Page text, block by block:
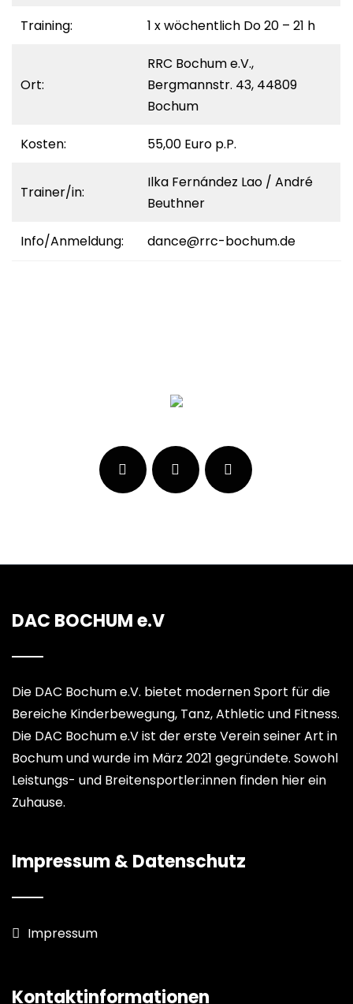
Training: 1 x wöchentlich Do 20 – 21 h
Ort:
RRC Bochum e.V.,
Bergmannstr. 43, 44809
Bochum
Kosten: 55,00 Euro p.P.
Trainer/in:
Ilka Fernández Lao / André
Beuthner
Info/Anmeldung: dance@rrc-bochum.de
DAC BOCHUM e.V
Die DAC Bochum e.V. bietet modernen Sport für die
Bereiche Kinderbewegung, Tanz, Athletic und Fitness.
Die DAC Bochum e.V ist der erste Verein seiner Art in
Bochum und wurde im März 2021 gegründete. Sowohl
Leistungs- und Breitensportler:innen finden hier ein
Zuhause.
Impressum & Datenschutz
Impressum
Kontaktinformationen